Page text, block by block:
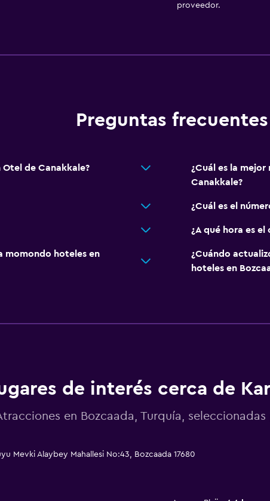
proveedor.
Preguntas frecuentes
de Canakkale?
¿Cuál es la
Canakkale?
¿Cuál es el
¿A qué hora es
momondo hoteles en
¿Cuándo
hoteles en
de interés cerca de
en Bozcaada, Turquía,
Mevki Alaybey Mahallesi No:43, Bozcaada 17680